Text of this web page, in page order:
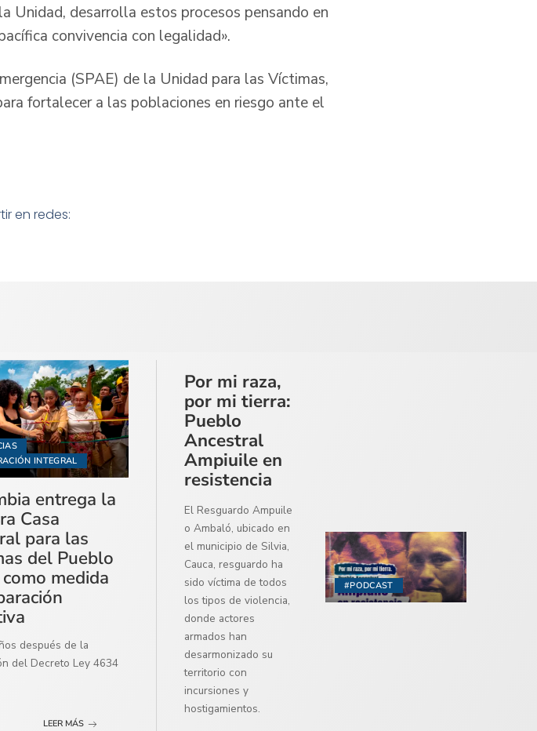
Unidad, desarrolla estos procesos pensando en
convivencia con legalidad».
(SPAE) de la Unidad para las Víctimas,
fortalecer a las poblaciones en riesgo ante el
en redes:
INTEGRAL
entrega la
Casa
para las
del Pueblo
medida
después de la
del Decreto Ley 4634
LEER MÁS
#PODCAST
Por mi raza,
por mi tierra:
Pueblo
Ancestral
Ampiuile en
resistencia
El Resguardo Ampuile
o Ambaló, ubicado en
el municipio de Silvia,
Cauca, resguardo ha
sido víctima de todos
los tipos de violencia,
donde actores
armados han
desarmonizado su
territorio con
incursiones y
hostigamientos.